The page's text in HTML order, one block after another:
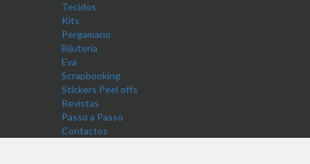
Tecidos
Kits
Pergamano
Bijuteria
Eva
Scrapbooking
Stickers Peel offs
Revistas
Passo a Passo
Contactos